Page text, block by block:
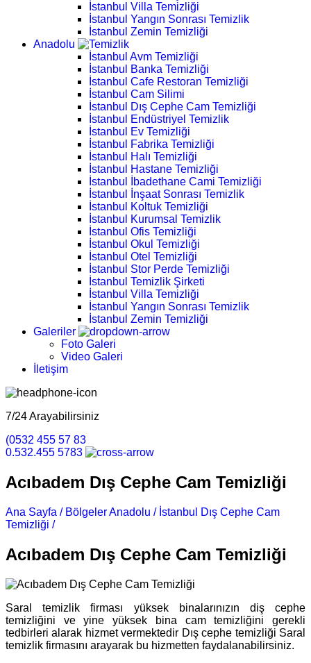
İstanbul Villa Temizliği
İstanbul Yangın Sonrası Temizlik
İstanbul Zemin Temizliği
Anadolu
İstanbul Avm Temizliği
İstanbul Banka Temizliği
İstanbul Cafe Restoran Temizliği
İstanbul Cam Silimi
İstanbul Dış Cephe Cam Temizliği
İstanbul Endüstriyel Temizlik
İstanbul Ev Temizliği
İstanbul Fabrika Temizliği
İstanbul Halı Temizliği
İstanbul Hastane Temizliği
İstanbul İbadethane Cami Temizliği
İstanbul İnşaat Sonrası Temizlik
İstanbul Koltuk Temizliği
İstanbul Kurumsal Temizlik
İstanbul Ofis Temizliği
İstanbul Okul Temizliği
İstanbul Otel Temizliği
İstanbul Stor Perde Temizliği
İstanbul Temizlik Şirketi
İstanbul Villa Temizliği
İstanbul Yangın Sonrası Temizlik
İstanbul Zemin Temizliği
Galeriler
Foto Galeri
Video Galeri
İletişim
7/24 Arayabilirsiniz
(0532 455 57 83
0.532.455 5783
Acıbadem Dış Cephe Cam Temizliği
Ana Sayfa / Bölgeler Anadolu / İstanbul Dış Cephe Cam
Temizliği /
Acıbadem Dış Cephe Cam Temizliği
Saral temizlik firması yüksek binalarınızın diş cephe
temizliğini ve yine yüksek bina cam temizliğini gerekli
tedbirleri alarak hizmet vermektedir Dış cephe temizliği Saral
temizlik firmasını arayarak bu hizmetten faydalanabilirsiniz.